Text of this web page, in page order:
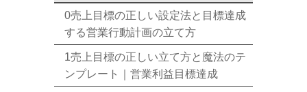
0売上目標の正しい設定法と目標達成
する営業行動計画の立て方
1売上目標の正しい立て方と魔法のテ
ンプレート｜営業利益目標達成